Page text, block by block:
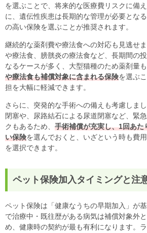
を選ぶことで、将来的な医療費リスクに備
に、遺伝性疾患は長期的な管理が必要とな
の高い保険を選ぶことが推奨されます。
継続的な薬剤費や療法食への対応も見逃せ
や療法食、膀胱炎の療法食など、長期間の
なるケースが多く、大型猫種のため薬剤量も
や療法食も補償対象に含まれる保険を選ぶ
担を大幅に軽減できます。
さらに、突発的な手術への備えも考慮しま
閉塞や、尿路結石による尿道閉塞など、緊
クもあるため、 手術補償が充実し、1回あた
い保険を選んでおくと、いざという時も費
を選択できます。
ペット保険加入タイミングと注
ペット保険は「健康なうちの早期加入」が
で治療中・既往歴がある病気は補償対象外
め、健康時の契約が最も有利になります。